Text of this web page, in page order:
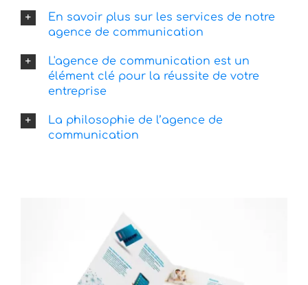
En savoir plus sur les services de notre
agence de communication
L'agence de communication est un
élément clé pour la réussite de votre
entreprise
La philosophie de l’agence de
communication